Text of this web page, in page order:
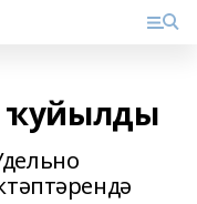
ҡуйылды